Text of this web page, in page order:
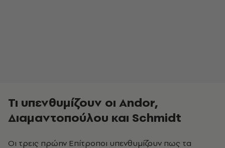
Τι υπενθυμίζουν οι Αndor,
Διαμαντοπούλου και Schmidt
Οι τρεις πρώην Επίτροποι υπενθυμίζουν πως τα